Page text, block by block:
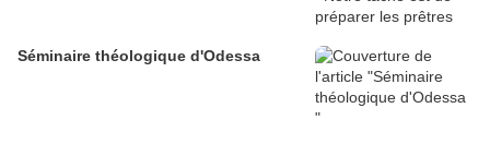
Séminaire théologique d'Odessa